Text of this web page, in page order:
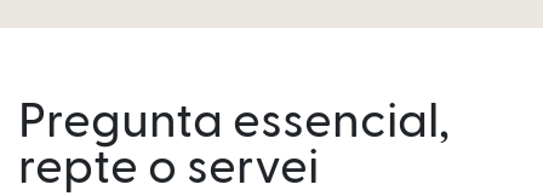
Pregunta essencial,
repte o servei